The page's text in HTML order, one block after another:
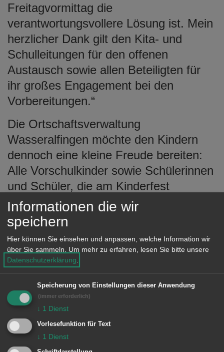
Freitagvormittag die
verantwortungsvollere Lösung ist. Mein
herzlicher Dank gilt den Kita- und
Schulleitungen für den offenen
Austausch sowie allen Beteiligten für
ihr großes Engagement bei den
Vorbereitungen.“
Die Ortschaftsverwaltung
Wasseralfingen möchte den Kindern
dennoch eine kleine Freude bereiten:
Alle Vorschulkinder sowie Schülerinnen
und Schüler, die am Kinderfest
teilgenommen hätten, erhalten
selbstverständlich auch ohne
Kinderfest den traditionellen
Eisgutschein.
Verlegung des Gottesdienstes in die
Pfarrkirche St. Stephanus
Eine Anpassung gibt es auch beim von
der SHW Bergkapelle Wasseralfingen
Informationen die wir
speichern
Hier können Sie einsehen und anpassen, welche Information wir
über Sie sammeln. Um mehr zu erfahren, lesen Sie bitte unsere
Datenschutzerklärung.
Speicherung von Einstellungen dieser Anwendung
(immer erforderlich)
↓ 1 Dienst
Vorlesefunktion für Text
↓ 1 Dienst